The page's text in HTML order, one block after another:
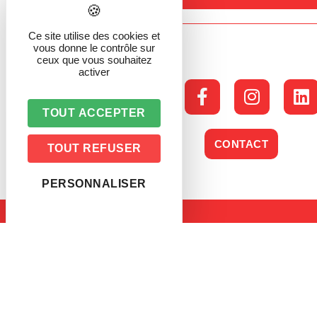
CONTACT
Ce site utilise des cookies et
vous donne le contrôle sur
ceux que vous souhaitez
activer
TOUT ACCEPTER
TOUT REFUSER
PERSONNALISER